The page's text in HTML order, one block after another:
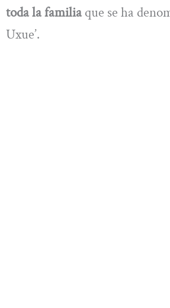
toda la familiaque se ha
Uxue’.